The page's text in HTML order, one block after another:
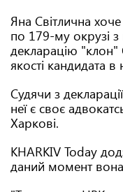
Яна Світлична
по 179-му окрузі
декларацію "клон"
якості кандидата
Судячи з
неї є своє
Харкові.
KHARKIV Today
даний момент вона